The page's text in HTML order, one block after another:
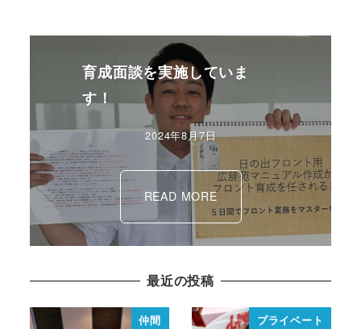
育成面談を実施していま
す！
2024年8月7日
READ MORE
最近の投稿
仲間 プライベート